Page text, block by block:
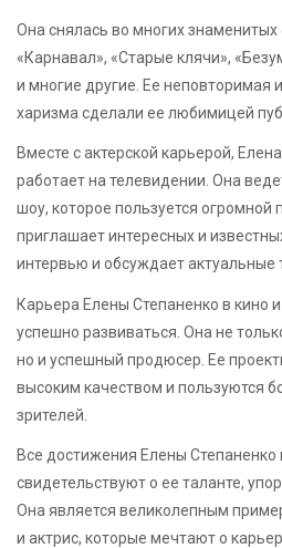
Она снялась во многих
«Карнавал», «Старые клячи»,
и многие другие. Ее неповторимая
харизма сделали ее любимицей
Вместе с актерской карьерой,
работает на телевидении. Она
шоу, которое пользуется огромной
приглашает интересных и
интервью и обсуждает актуальные
Карьера Елены Степаненко в кино
успешно развиваться. Она не
но и успешный продюсер. Ее
высоким качеством и пользуются
зрителей.
Все достижения Елены Степаненко
свидетельствуют о ее таланте,
Она является великолепным
и актрис, которые мечтают о